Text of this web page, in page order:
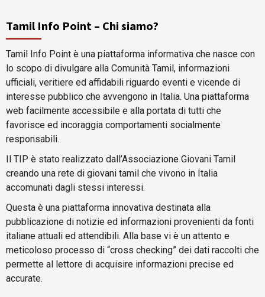
Tamil Info Point – Chi siamo?
Tamil Info Point è una piattaforma informativa che nasce con
lo scopo di divulgare alla Comunità Tamil, informazioni
ufficiali, veritiere ed affidabili riguardo eventi e vicende di
interesse pubblico che avvengono in Italia. Una piattaforma
web facilmente accessibile e alla portata di tutti che
favorisce ed incoraggia comportamenti socialmente
responsabili.
Il TIP è stato realizzato dall’Associazione Giovani Tamil
creando una rete di giovani tamil che vivono in Italia
accomunati dagli stessi interessi.
Questa è una piattaforma innovativa destinata alla
pubblicazione di notizie ed informazioni provenienti da fonti
italiane attuali ed attendibili. Alla base vi è un attento e
meticoloso processo di “cross checking” dei dati raccolti che
permette al lettore di acquisire informazioni precise ed
accurate.